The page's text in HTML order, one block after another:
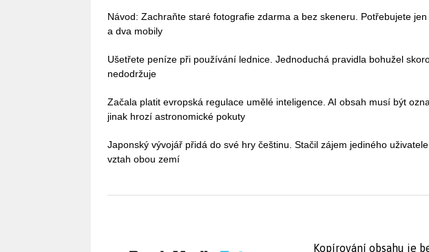
Návod: Zachraňte staré fotografie zdarma a bez skeneru. Potřebujete
a dva mobily
Ušetřete peníze při používání lednice. Jednoduchá pravidla bohužel
nedodržuje
Začala platit evropská regulace umělé inteligence. AI obsah musí být
jinak hrozí astronomické pokuty
Japonský vývojář přidá do své hry češtinu. Stačil zájem jediného
vztah obou zemí
Kopírování obsahu je